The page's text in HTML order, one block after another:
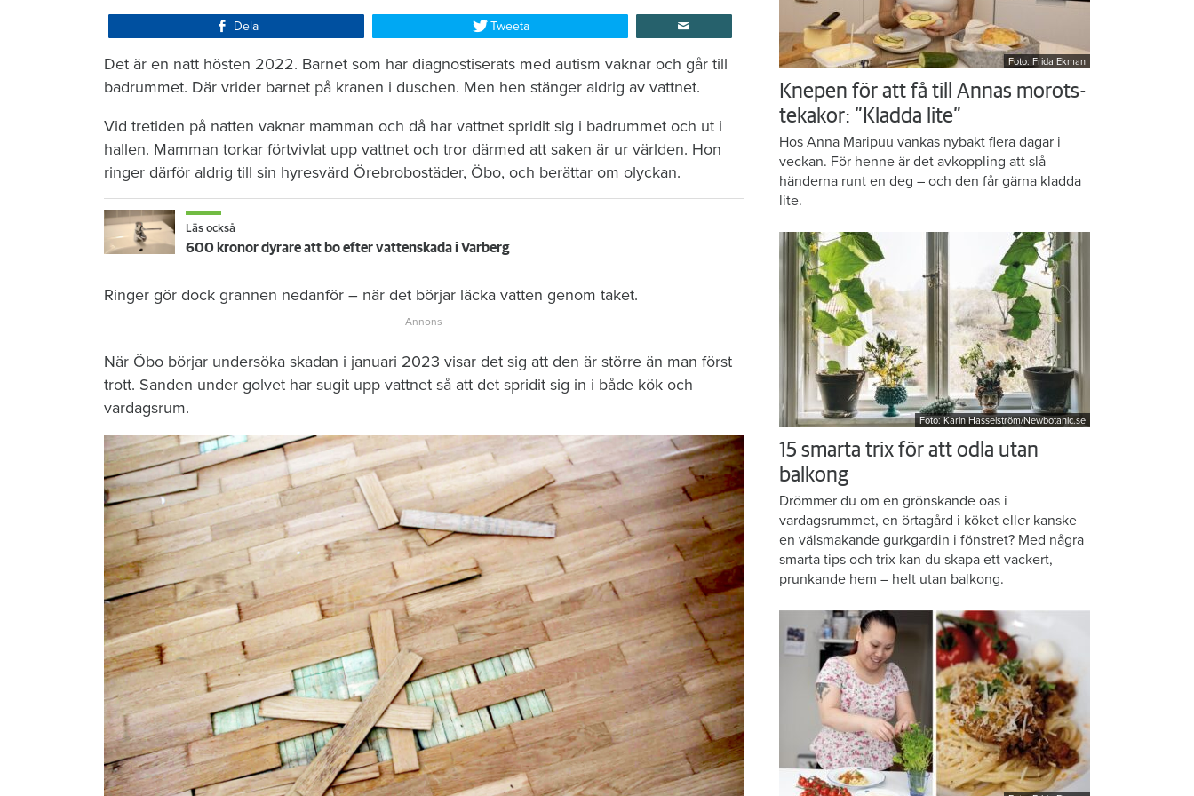
Dela Tweeta
Det är en natt hösten 2022. Barnet som har diagnostiserats med autism vaknar och går till
badrummet. Där vrider barnet på kranen i duschen. Men hen stänger aldrig av vattnet.
Vid tretiden på natten vaknar mamman och då har vattnet spridit sig i badrummet och ut i
hallen. Mamman torkar förtvivlat upp vattnet och tror därmed att saken är ur världen. Hon
ringer därför aldrig till sin hyresvärd Örebrobostäder, Öbo, och berättar om olyckan.
Läs också
600 kronor dyrare att bo efter vattenskada i Varberg
Ringer gör dock grannen nedanför – när det börjar läcka vatten genom taket.
När Öbo börjar undersöka skadan i januari 2023 visar det sig att den är större än man först
trott. Sanden under golvet har sugit upp vattnet så att det spridit sig in i både kök och
vardagsrum.
Foto: Frida Ekman
Knepen för att få till Annas morots-
tekakor: ”Kladda lite”
Hos Anna Maripuu vankas nybakt flera dagar i
veckan. För henne är det avkoppling att slå
händerna runt en deg – och den får gärna kladda
lite.
Foto: Karin Hasselström/Newbotanic.se
15 smarta trix för att odla utan
balkong
Drömmer du om en grönskande oas i
vardagsrummet, en örtagård i köket eller kanske
en välsmakande gurkgardin i fönstret? Med några
smarta tips och trix kan du skapa ett vackert,
prunkande hem – helt utan balkong.